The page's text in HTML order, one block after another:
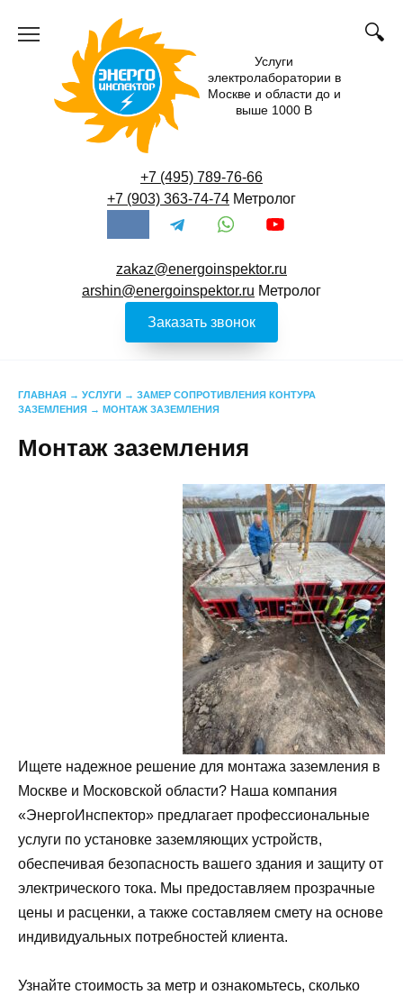
содержанию
Услуги
электролаборатории в
Москве и области до и
выше 1000 В
+7 (495) 789-76-66
+7 (903) 363-74-74 Метролог
zakaz@energoinspektor.ru
arshin@energoinspektor.ru Метролог
Заказать звонок
ГЛАВНАЯ → УСЛУГИ → ЗАМЕР СОПРОТИВЛЕНИЯ КОНТУРА
ЗАЗЕМЛЕНИЯ → МОНТАЖ ЗАЗЕМЛЕНИЯ
Монтаж заземления
Ищете надежное решение для монтажа заземления в
Москве и Московской области? Наша компания
«ЭнергоИнспектор» предлагает профессиональные
услуги по установке заземляющих устройств,
обеспечивая безопасность вашего здания и защиту от
электрического тока. Мы предоставляем прозрачные
цены и расценки, а также составляем смету на основе
индивидуальных потребностей клиента.
Узнайте стоимость за метр и ознакомьтесь, сколько